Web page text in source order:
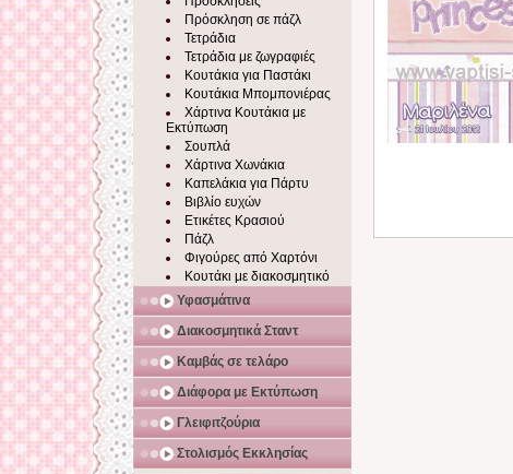
Πρόσκληση σε πάζλ
Τετράδια
Τετράδια με ζωγραφιές
Κουτάκια για Παστάκι
Κουτάκια Μπομπονιέρας
Χάρτινα Κουτάκια με
Εκτύπωση
Σουπλά
Χάρτινα Χωνάκια
Καπελάκια για Πάρτυ
Βιβλίο ευχών
Ετικέτες Κρασιού
Πάζλ
Φιγούρες από Χαρτόνι
Κουτάκι με διακοσμητικό
Υφασμάτινα
Διακοσμητικά Σταντ
Καμβάς σε τελάρο
Διάφορα με Εκτύπωση
Γλειφιτζούρια
Στολισμός Εκκλησίας